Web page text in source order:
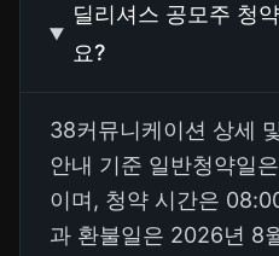
딜리셔스 공모주 청
요?
38커뮤니케이션 상세
안내 기준 일반청약일
이며, 청약 시간은
과 환불일은 2026년 8